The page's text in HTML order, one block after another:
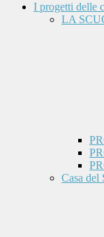
I progetti delle
LA
Casa del